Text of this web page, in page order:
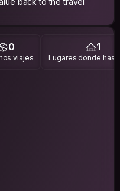
0
viajes
1
Lugares donde has